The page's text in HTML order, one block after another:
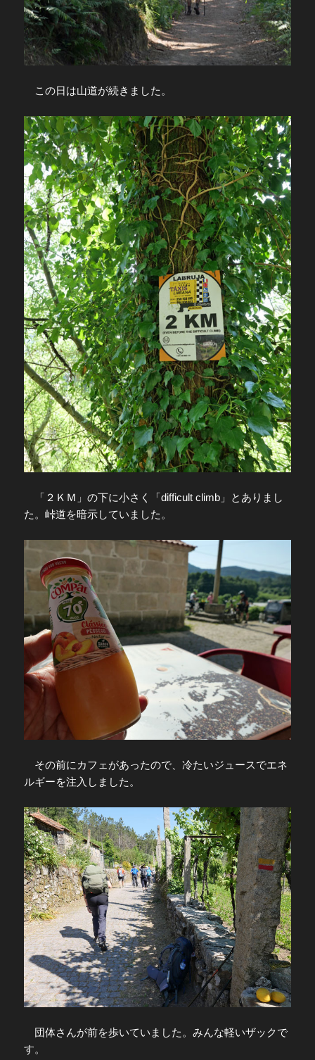
この日は山道が続きました。
「２ＫＭ」の下に小さく「difficult climb」とありまし
た。峠道を暗示していました。
その前にカフェがあったので、冷たいジュースでエネ
ルギーを注入しました。
団体さんが前を歩いていました。みんな軽いザックで
す。